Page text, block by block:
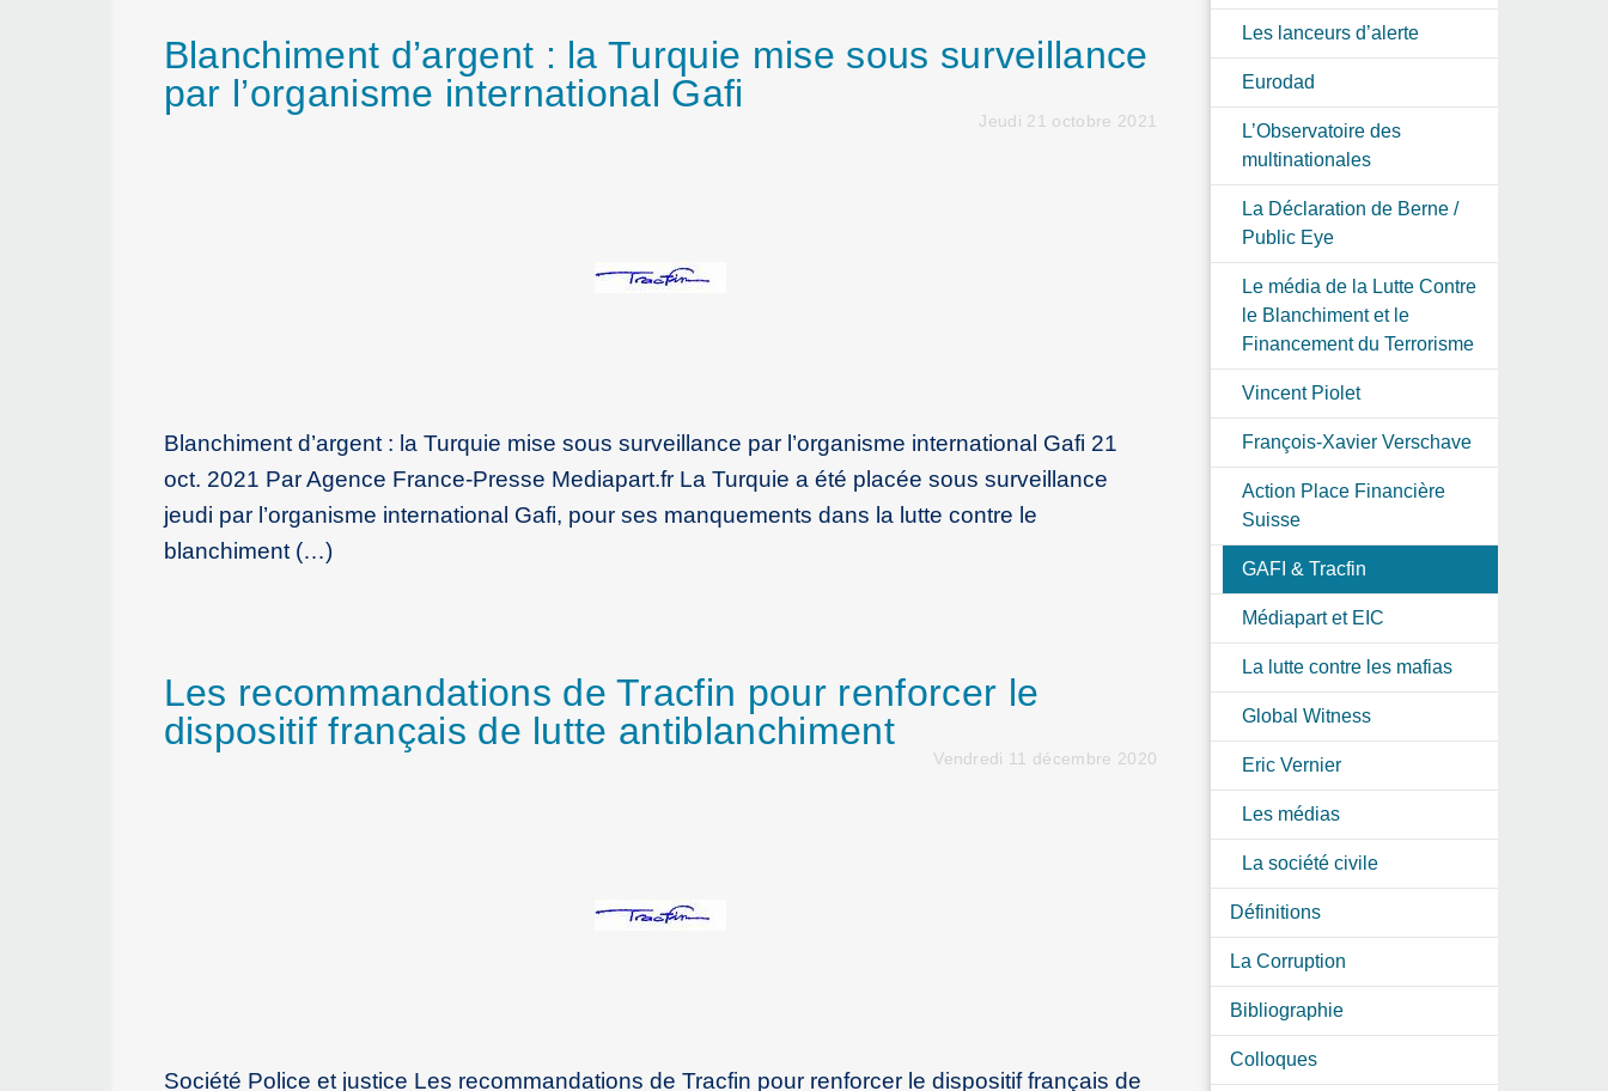
Blanchiment d’argent : la Turquie mise sous surveillance
par l’organisme international Gafi
Jeudi 21 octobre 2021
Blanchiment d’argent : la Turquie mise sous surveillance par l’organisme international Gafi 21
oct. 2021 Par Agence France-Presse Mediapart.fr La Turquie a été placée sous surveillance
jeudi par l’organisme international Gafi, pour ses manquements dans la lutte contre le
blanchiment (…)
Les recommandations de Tracfin pour renforcer le
dispositif français de lutte antiblanchiment
Vendredi 11 décembre 2020
Société Police et justice Les recommandations de Tracfin pour renforcer le dispositif français de
Les lanceurs d’alerte
Eurodad
L’Observatoire des
multinationales
La Déclaration de Berne /
Public Eye
Le média de la Lutte Contre
le Blanchiment et le
Financement du Terrorisme
Vincent Piolet
François-Xavier Verschave
Action Place Financière
Suisse
GAFI & Tracfin
Médiapart et EIC
La lutte contre les mafias
Global Witness
Eric Vernier
Les médias
La société civile
Définitions
La Corruption
Bibliographie
Colloques